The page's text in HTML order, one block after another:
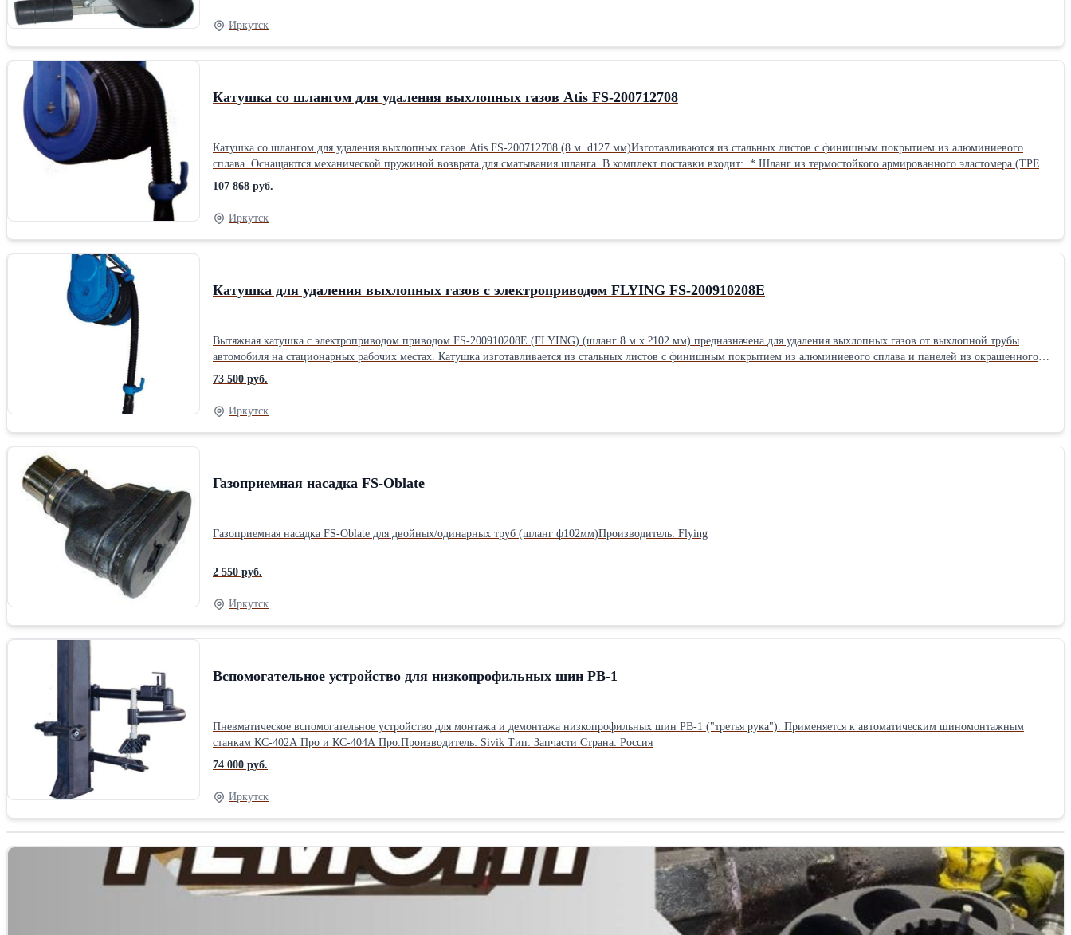
Иркутск
Катушка со шлангом для удаления выхлопных газов Atis FS-200712708
Катушка со шлангом для удаления выхлопных газов Atis FS-200712708 (8 м. d127 мм)Изготавливаются из стальных листов с финишным покрытием из алюминиевого
сплава. Оснащаются механической пружиной возврата для сматывания шланга. В комплект поставки входит: * Шланг из термостойкого армированного эластомера (TPE);
* Резиновое газоприемное сопло с рукояткой; * Cтопор и салазки для крепления.Производитель: Atis Высота катушки, мм: 750-830 Диаметр сопла, мм: 120 Диаметр
шланга, мм: 127 Длина катушки, мм: 900 Длина шланга, м: 8 Максимальная температура, °: 200
107 868 руб.
Иркутск
Катушка для удаления выхлопных газов с электроприводом FLYING FS-200910208E
Вытяжная катушка с электроприводом приводом FS-200910208E (FLYING) (шланг 8 м х ?102 мм) предназначена для удаления выхлопных газов от выхлопной трубы
автомобиля на стационарных рабочих местах. Катушка изготавливается из стальных листов с финишным покрытием из алюминиевого сплава и панелей из окрашенного
стеклопластика. Для удаления выхлопных газов катушки напрямую соединяются с вытяжным центробежным электровентилятором. Катушка оснащается механической
пружиной возврата для сматывания шланга. В комплект поставки катушек входит: шланг, резиновое газоприемное сопло с рукояткой, стопор и салазки для крепления к
стене или потолку рабочего помещения. Электродвигатель. Шланг изготавливается из термостойкого армированного эластомера (TPE).Производитель: Flying Диаметр
шланга, мм: 102 Длина шланга, м: 8 Привод: Электропривод
73 500 руб.
Иркутск
Газоприемная насадка FS-Oblate
Газоприемная насадка FS-Oblate для двойных/одинарных труб (шланг ф102мм)Производитель: Flying
2 550 руб.
Иркутск
Вспомогательное устройство для низкопрофильных шин РВ-1
Пневматическое вспомогательное устройство для монтажа и демонтажа низкопрофильных шин РВ-1 ("третья рука"). Применяется к автоматическим шиномонтажным
станкам КС-402А Про и КС-404А Про.Производитель: Sivik Тип: Запчасти Страна: Россия
74 000 руб.
Иркутск